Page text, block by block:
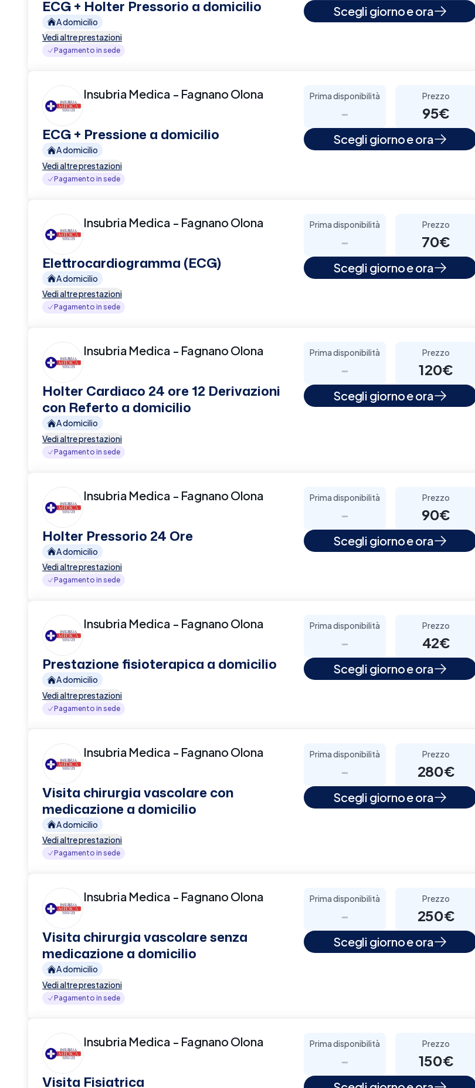
ECG + Holter Pressorio a domicilio
A domicilio
Vedi altre prestazioni
Pagamento in sede
Scegli giorno e ora
Insubria Medica - Fagnano Olona
ECG + Pressione a domicilio
A domicilio
Vedi altre prestazioni
Pagamento in sede
Prima disponibilità
-
Prezzo
95€
Scegli giorno e ora
Insubria Medica - Fagnano Olona
Elettrocardiogramma (ECG)
A domicilio
Vedi altre prestazioni
Pagamento in sede
Prima disponibilità
-
Prezzo
70€
Scegli giorno e ora
Insubria Medica - Fagnano Olona
Holter Cardiaco 24 ore 12 Derivazioni
con Referto a domicilio
A domicilio
Vedi altre prestazioni
Pagamento in sede
Prima disponibilità
-
Prezzo
120€
Scegli giorno e ora
Insubria Medica - Fagnano Olona
Holter Pressorio 24 Ore
A domicilio
Vedi altre prestazioni
Pagamento in sede
Prima disponibilità
-
Prezzo
90€
Scegli giorno e ora
Insubria Medica - Fagnano Olona
Prestazione fisioterapica a domicilio
A domicilio
Vedi altre prestazioni
Pagamento in sede
Prima disponibilità
-
Prezzo
42€
Scegli giorno e ora
Insubria Medica - Fagnano Olona
Visita chirurgia vascolare con
medicazione a domicilio
A domicilio
Vedi altre prestazioni
Pagamento in sede
Prima disponibilità
-
Prezzo
280€
Scegli giorno e ora
Insubria Medica - Fagnano Olona
Visita chirurgia vascolare senza
medicazione a domicilio
A domicilio
Vedi altre prestazioni
Pagamento in sede
Prima disponibilità
-
Prezzo
250€
Scegli giorno e ora
Insubria Medica - Fagnano Olona
Visita Fisiatrica
Prima disponibilità
-
Prezzo
150€